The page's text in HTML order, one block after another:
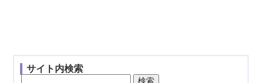
サイト内検索